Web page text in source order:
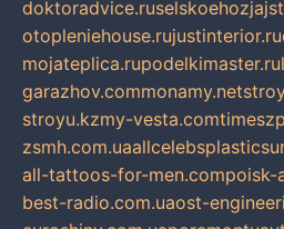
doktoradvice.ru
otopleniehouse.rujustinterior.ru
mojateplica.rupodelkimaster.ru
garazhov.commonamy.net
stroyu.kzmy-vesta.com
zsmh.com.ua
all-tattoos-for-men.compoisk-
best-radio.com.uaost-